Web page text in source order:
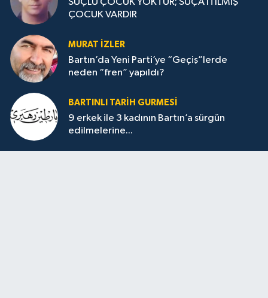
SUÇLU ÇOCUK YOKTUR; SUÇA İTİLMİŞ
ÇOCUK VARDIR
MURAT İZLER
Bartın’da Yeni Parti’ye “Geçiş”lerde
neden “fren” yapıldı?
BARTINLI TARIH GURMESI
9 erkek ile 3 kadının Bartın’a sürgün
edilmelerine...